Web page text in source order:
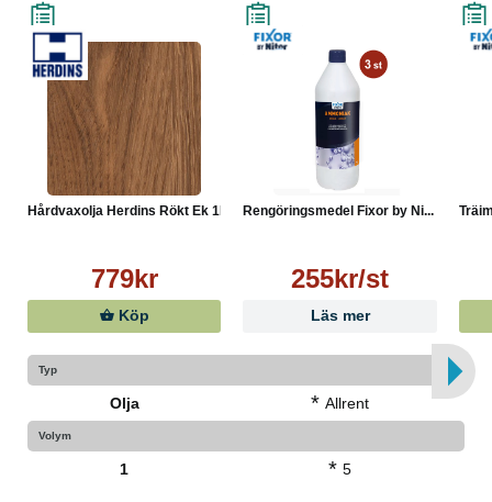
Hårdvaxolja Herdins Rökt Ek 1L
779kr
Köp
Rengöringsmedel Fixor by Ni...
255kr/st
Läs mer
Typ
Olja * Allrent
Volym
1 * 5